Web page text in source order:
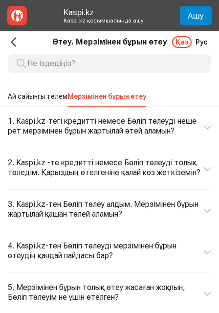
Kaspi.kz
Kaspi.kz қосымшасында ашу Ашу
Өтеу. Мерзімінен бұрын өтеу Қаз Рус
Ай сайынғы төлемМерзімінен бұрын өтеу
1. Kaspi.kz-тегі кредитті немесе Бөліп төлеуді неше
рет мерзімінен бұрын жартылай өтей аламын?
2. Kaspi.kz -те кредитті немесе Бөліп төлеуді толық
төледім. Қарыздың өтелгеніне қалай көз жеткіземін?
3. Kaspi.kz-тен Бөліп төлеу алдым. Мерзімінен бұрын
жартылай қашан төлей аламын?
4. Kaspi.kz-тен Бөліп төлеуді мерзімінен бұрын
өтеудің қандай пайдасы бар?
5. Мерзімінен бұрын толық өтеу жасаған жоқпын,
Бөліп төлеуім не үшін өтелген?